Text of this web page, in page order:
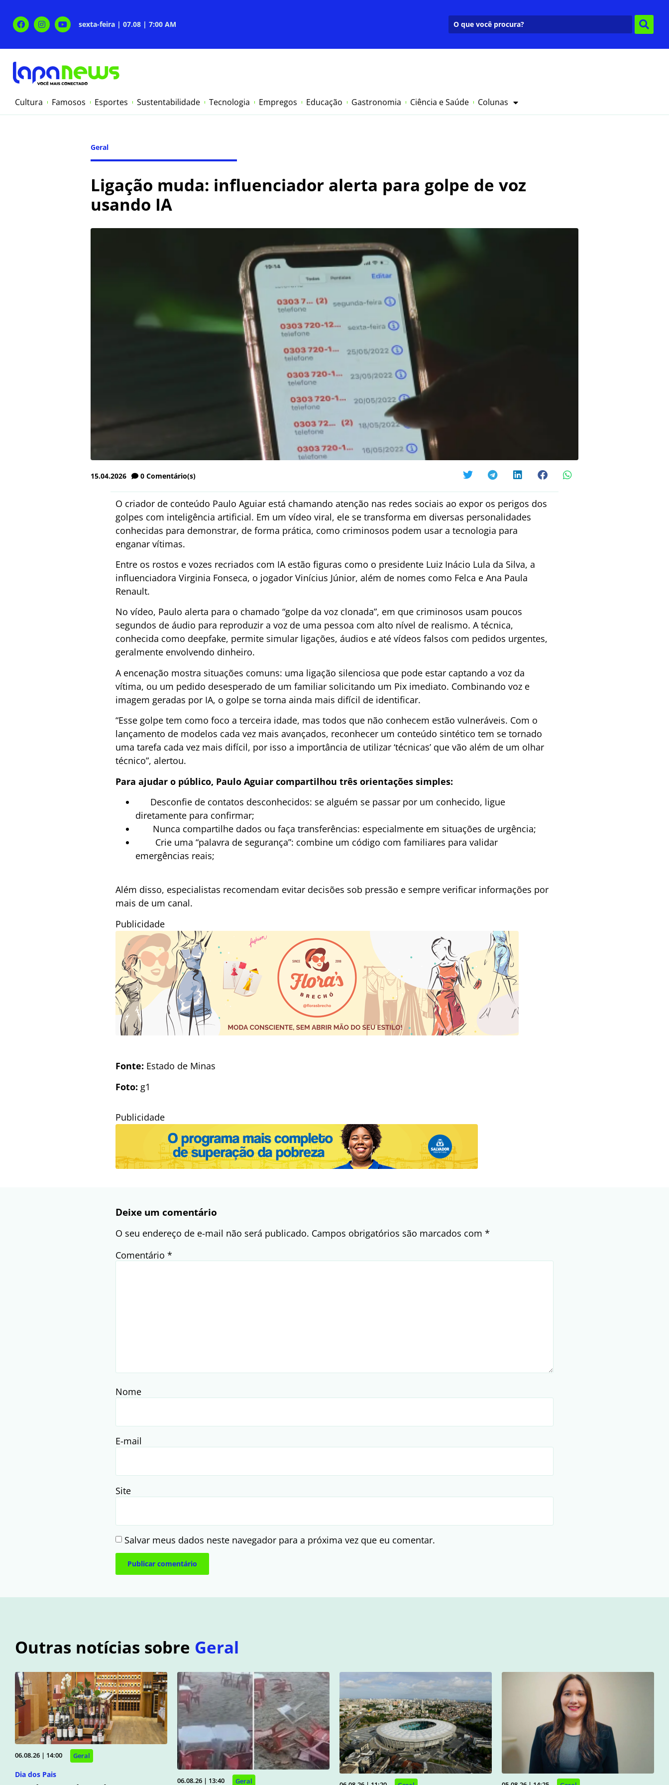
sexta-feira | 07.08 | 7:00 AM
Cultura Famosos Esportes Sustentabilidade Tecnologia Empregos Educação Gastronomia Ciência e Saúde Colunas
Geral
Ligação muda: influenciador alerta para golpe de voz
usando IA
15.04.2026 0 Comentário(s)
O criador de conteúdo Paulo Aguiar está chamando atenção nas redes sociais ao expor os perigos dos
golpes com inteligência artificial. Em um vídeo viral, ele se transforma em diversas personalidades
conhecidas para demonstrar, de forma prática, como criminosos podem usar a tecnologia para
enganar vítimas.
Entre os rostos e vozes recriados com IA estão figuras como o presidente Luiz Inácio Lula da Silva, a
influenciadora Virginia Fonseca, o jogador Vinícius Júnior, além de nomes como Felca e Ana Paula
Renault.
No vídeo, Paulo alerta para o chamado “golpe da voz clonada”, em que criminosos usam poucos
segundos de áudio para reproduzir a voz de uma pessoa com alto nível de realismo. A técnica,
conhecida como deepfake, permite simular ligações, áudios e até vídeos falsos com pedidos urgentes,
geralmente envolvendo dinheiro.
A encenação mostra situações comuns: uma ligação silenciosa que pode estar captando a voz da
vítima, ou um pedido desesperado de um familiar solicitando um Pix imediato. Combinando voz e
imagem geradas por IA, o golpe se torna ainda mais difícil de identificar.
“Esse golpe tem como foco a terceira idade, mas todos que não conhecem estão vulneráveis. Com o
lançamento de modelos cada vez mais avançados, reconhecer um conteúdo sintético tem se tornado
uma tarefa cada vez mais difícil, por isso a importância de utilizar ‘técnicas’ que vão além de um olhar
técnico”, alertou.
Para ajudar o público, Paulo Aguiar compartilhou três orientações simples:
Desconfie de contatos desconhecidos: se alguém se passar por um conhecido, ligue
diretamente para confirmar;
Nunca compartilhe dados ou faça transferências: especialmente em situações de urgência;
Crie uma “palavra de segurança”: combine um código com familiares para validar
emergências reais;
Além disso, especialistas recomendam evitar decisões sob pressão e sempre verificar informações por
mais de um canal.
Publicidade
Fonte: Estado de Minas
Foto: g1
Publicidade
Deixe um comentário
O seu endereço de e-mail não será publicado. Campos obrigatórios são marcados com *
Comentário *
Nome
E-mail
Site
Salvar meus dados neste navegador para a próxima vez que eu comentar.
Outras notícias sobre Geral
06.08.26 | 14:00 Geral
Dia dos Pais
06.08.26 | 13:40 Geral